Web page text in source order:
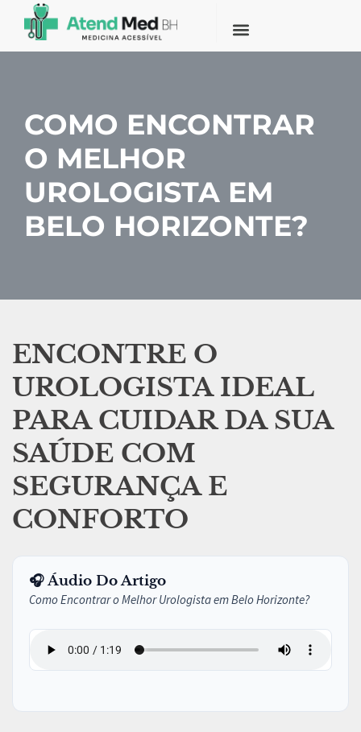
COMO ENCONTRAR
O MELHOR
UROLOGISTA EM
BELO HORIZONTE?
ENCONTRE O
UROLOGISTA IDEAL
PARA CUIDAR DA SUA
SAÚDE COM
SEGURANÇA E
CONFORTO
🎧 Áudio Do Artigo
Como Encontrar o Melhor Urologista em Belo Horizonte?